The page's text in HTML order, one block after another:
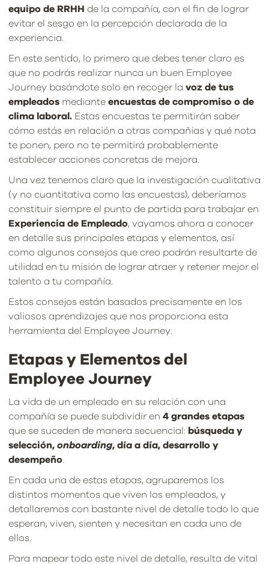
equipo de RRHH de la compañía, con el fin de lograr
evitar el sesgo en la percepción declarada de la
experiencia.
En este sentido, lo primero que debes tener claro es
que no podrás realizar nunca un buen Employee
Journey basándote solo en recoger la voz de tus
empleados mediante encuestas de compromiso o de
clima laboral. Estas encuestas te permitirán saber
cómo estás en relación a otras compañías y qué nota
te ponen, pero no te permitirá probablemente
establecer acciones concretas de mejora.
Una vez tenemos claro que la investigación cualitativa
(y no cuantitativa como las encuestas), deberíamos
constituir siempre el punto de partida para trabajar en
Experiencia de Empleado, vayamos ahora a conocer
en detalle sus principales etapas y elementos, así
como algunos consejos que creo podrán resultarte de
utilidad en tu misión de lograr atraer y retener mejor el
talento a tu compañía.
Estos consejos están basados precisamente en los
valiosos aprendizajes que nos proporciona esta
herramienta del Employee Journey.
Etapas y Elementos del
Employee Journey
La vida de un empleado en su relación con una
compañía se puede subdividir en 4 grandes etapas
que se suceden de manera secuencial: búsqueda y
selección, onboarding, día a día, desarrollo y
desempeño
En cada una de estas etapas, agruparemos los
distintos momentos que viven los empleados, y
detallaremos con bastante nivel de detalle todo lo que
esperan, viven, sienten y necesitan en cada uno de
ellos.
Para mapear todo este nivel de detalle, resulta de vital